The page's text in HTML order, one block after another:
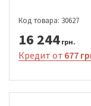
Код товара: 30627
16 244 грн.
Кредит от 677